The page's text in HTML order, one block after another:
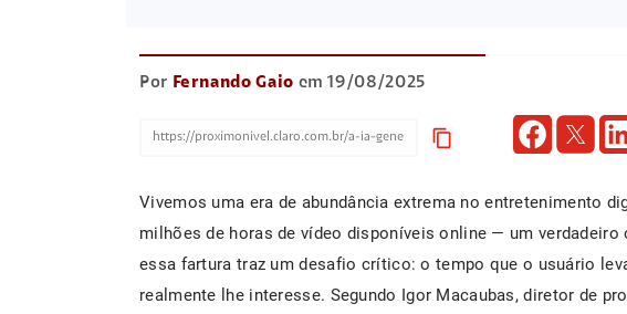
Por Fernando Gaio em 19/08/2025
content_copy
Vivemos uma era de abundância extrema no entretenimento
milhões de horas de vídeo disponíveis online — um verdadeiro
essa fartura traz um desafio crítico: o tempo que o usuário
realmente lhe interesse. Segundo Igor Macaubas, diretor de